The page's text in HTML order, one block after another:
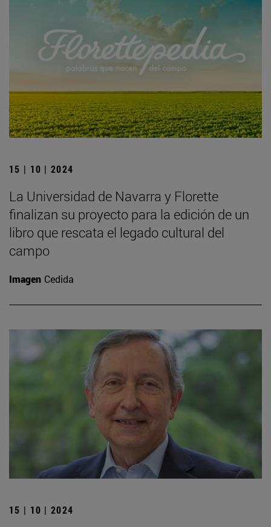
15 | 10 | 2024
La Universidad de Navarra y Florette
finalizan su proyecto para la edición de un
libro que rescata el legado cultural del
campo
Imagen Cedida
15 | 10 | 2024